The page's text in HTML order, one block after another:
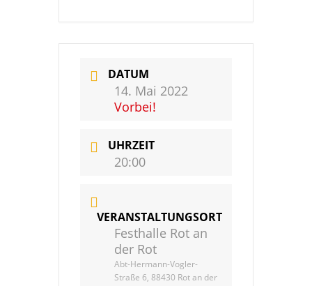
DATUM
14. Mai 2022
Vorbei!
UHRZEIT
20:00
VERANSTALTUNGSORT
Festhalle Rot an
der Rot
Abt-Hermann-Vogler-
Straße 6, 88430 Rot an der